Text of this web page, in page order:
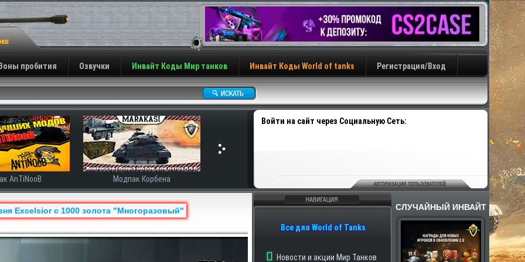
пробития Озвучки Инвайт Коды Мир танков Инвайт Коды World of tanks Регистрация/Вход
Войти на сайт через Социальную Сеть:
AnTiNooB Модпак Корбена
СЛУЧАЙНЫЙ ИНВАЙТ
Навигация
Все для World of Tanks
Новости и акции Мир Танков
Excelsior с 1000 золота "Многоразовый"